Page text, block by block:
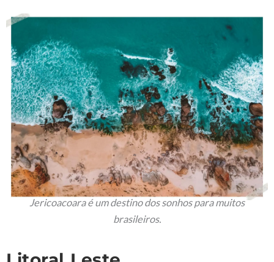
Jericoacoara é um destino dos sonhos para muitos
brasileiros.